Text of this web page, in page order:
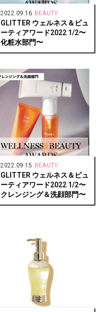
2022.09.16 BEAUTY
GLITTER ウェルネス＆ビュ
ーティアワード2022 1/2〜
化粧水部門〜
2022.09.15 BEAUTY
GLITTER ウェルネス＆ビュ
ーティアワード2022 1/2〜
クレンジング＆洗顔部門〜